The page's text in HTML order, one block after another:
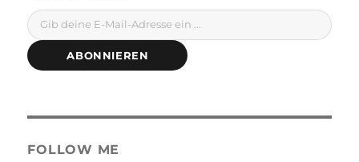
Gib deine E-Mail-Adresse ein ...
ABONNIEREN
FOLLOW ME